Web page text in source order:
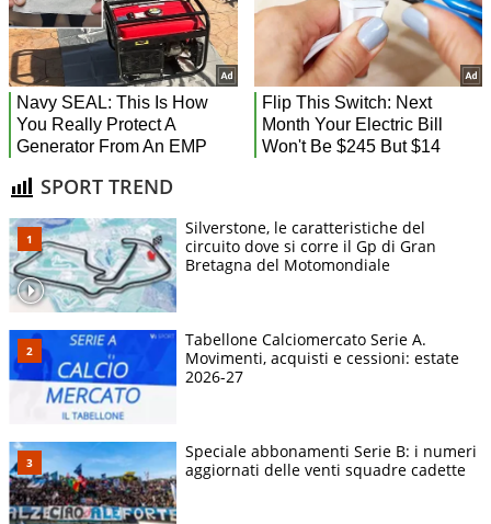
SPORT TREND
Silverstone, le caratteristiche del
circuito dove si corre il Gp di Gran
Bretagna del Motomondiale
Tabellone Calciomercato Serie A.
Movimenti, acquisti e cessioni: estate
2026-27
Speciale abbonamenti Serie B: i numeri
aggiornati delle venti squadre cadette